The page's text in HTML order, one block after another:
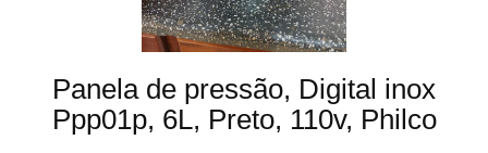
Panela de pressão, Digital inox
Ppp01p, 6L, Preto, 110v, Philco